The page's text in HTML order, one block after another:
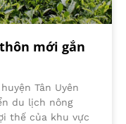
mới gắn
Tân Uyên
du lịch nông
thế của khu vực